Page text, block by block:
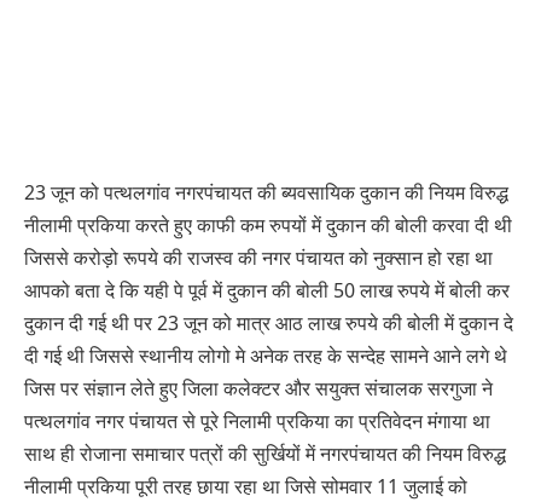
23 जून को पत्थलगांव नगरपंचायत की ब्यवसायिक दुकान की नियम विरुद्ध
नीलामी प्रकिया करते हुए काफी कम रुपयों में दुकान की बोली करवा दी थी
जिससे करोड़ो रूपये की राजस्व की नगर पंचायत को नुक्सान हो रहा था
आपको बता दे कि यही पे पूर्व में दुकान की बोली 50 लाख रुपये में बोली कर
दुकान दी गई थी पर 23 जून को मात्र आठ लाख रुपये की बोली में दुकान दे
दी गई थी जिससे स्थानीय लोगो मे अनेक तरह के सन्देह सामने आने लगे थे
जिस पर संज्ञान लेते हुए जिला कलेक्टर और सयुक्त संचालक सरगुजा ने
पत्थलगांव नगर पंचायत से पूरे निलामी प्रकिया का प्रतिवेदन मंगाया था
साथ ही रोजाना समाचार पत्रों की सुर्खियों में नगरपंचायत की नियम विरुद्ध
नीलामी प्रकिया पूरी तरह छाया रहा था जिसे सोमवार 11 जुलाई को